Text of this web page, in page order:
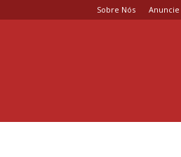
Sobre Nós Anuncie